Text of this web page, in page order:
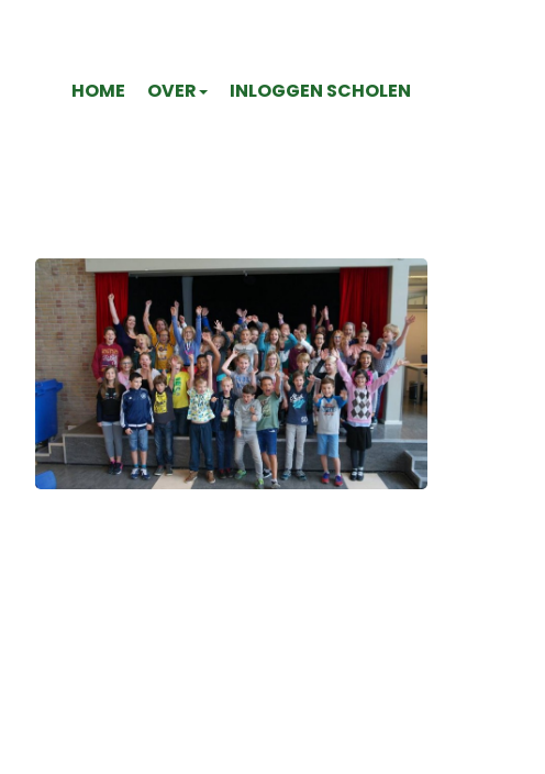
HOME OVER INLOGGEN SCHOLEN